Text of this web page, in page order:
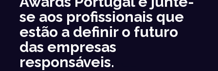
se aos profissionais que
estão a definir o futuro
das empresas
responsáveis.